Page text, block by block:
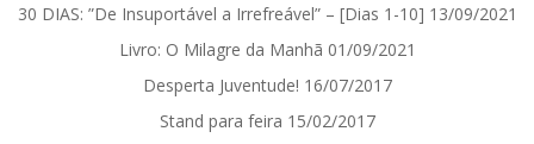
30 DIAS: ”De Insuportável a Irrefreável” – [Dias 1-10] 13/09/2021
Livro: O Milagre da Manhã 01/09/2021
Desperta Juventude! 16/07/2017
Stand para feira 15/02/2017